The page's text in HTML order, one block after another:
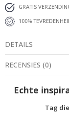
GRATIS
100%
DETAILS
RECENSIES (0)
Echte
Tag